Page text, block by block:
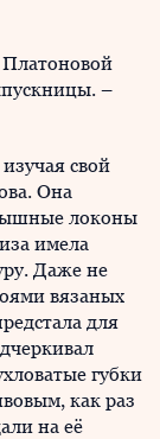
–
свой
Она
локоны
имела
Даже не
вязаных
для
губки
как раз
на её